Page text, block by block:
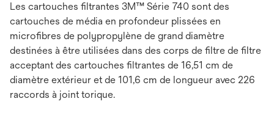
Les cartouches filtrantes 3M™ Série 740 sont des
cartouches de média en profondeur plissées en
microfibres de polypropylène de grand diamètre
destinées à être utilisées dans des corps de filtre de filtre
acceptant des cartouches filtrantes de 16,51 cm de
diamètre extérieur et de 101,6 cm de longueur avec 226
raccords à joint torique.